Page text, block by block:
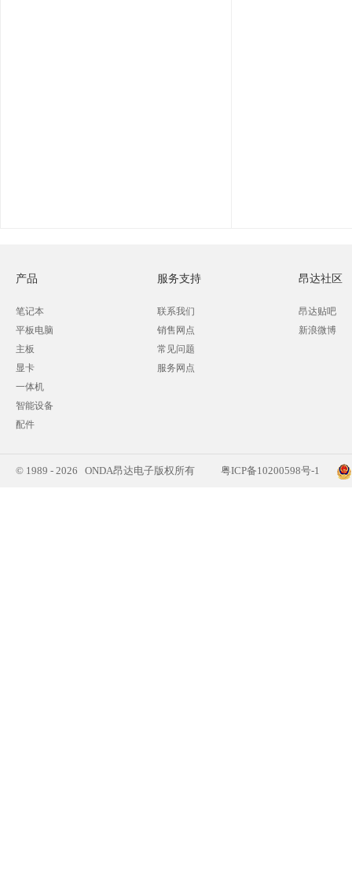
产品
笔记本
平板电脑
主板
显卡
一体机
智能设备
配件
服务支持
联系我们
销售网点
常见问题
服务网点
昂达社区
昂达贴吧
新浪微博
© 1989 - 2026 ONDA昂达电子版权所有 粤ICP备10200598号-1